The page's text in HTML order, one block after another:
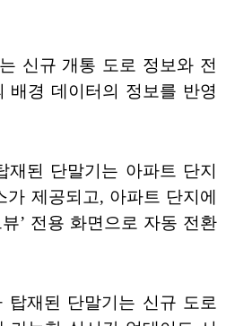
신규 개통 도로 정보와 전
배경 데이터의 정보를 반영
재된 단말기는 아파트 단지
가 제공되고, 아파트 단지에
’ 전용 화면으로 자동 전환
탑재된 단말기는 신규 도로